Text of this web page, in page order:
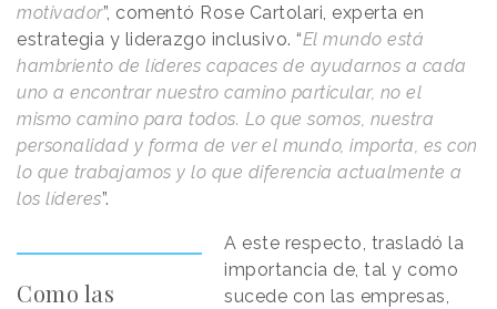
motivador”, comentó Rose Cartolari, experta en
estrategia y liderazgo inclusivo. “El mundo está
hambriento de líderes capaces de ayudarnos a cada
uno a encontrar nuestro camino particular, no el
mismo camino para todos. Lo que somos, nuestra
personalidad y forma de ver el mundo, importa, es con
lo que trabajamos y lo que diferencia actualmente a
los líderes”.
Como las
A este respecto, trasladó la
importancia de, tal y como
sucede con las empresas,